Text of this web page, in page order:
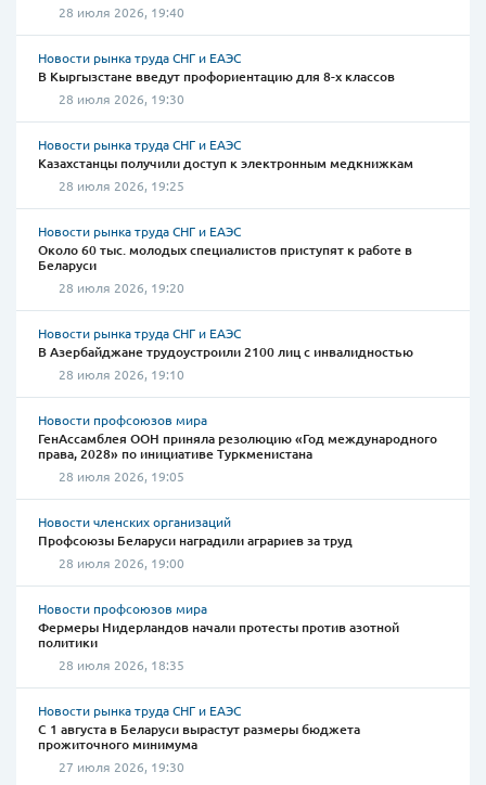
28 июля 2026, 19:40
Новости рынка труда СНГ и ЕАЭС
В Кыргызстане введут профориентацию для 8-х классов
28 июля 2026, 19:30
Новости рынка труда СНГ и ЕАЭС
Казахстанцы получили доступ к электронным медкнижкам
28 июля 2026, 19:25
Новости рынка труда СНГ и ЕАЭС
Около 60 тыс. молодых специалистов приступят к работе в
Беларуси
28 июля 2026, 19:20
Новости рынка труда СНГ и ЕАЭС
В Азербайджане трудоустроили 2100 лиц с инвалидностью
28 июля 2026, 19:10
Новости профсоюзов мира
ГенАссамблея ООН приняла резолюцию «Год международного
права, 2028» по инициативе Туркменистана
28 июля 2026, 19:05
Новости членских организаций
Профсоюзы Беларуси наградили аграриев за труд
28 июля 2026, 19:00
Новости профсоюзов мира
Фермеры Нидерландов начали протесты против азотной
политики
28 июля 2026, 18:35
Новости рынка труда СНГ и ЕАЭС
С 1 августа в Беларуси вырастут размеры бюджета
прожиточного минимума
27 июля 2026, 19:30